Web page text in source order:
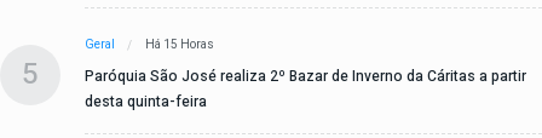
5
Geral Há 15 Horas
Paróquia São José realiza 2º Bazar de Inverno da Cáritas a partir
desta quinta-feira